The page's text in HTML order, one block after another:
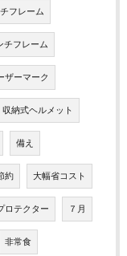
フレーム
チフレーム
ザーマーク
収納式ヘルメット
備え
約 大幅省コスト
ロテクター ７月
非常食